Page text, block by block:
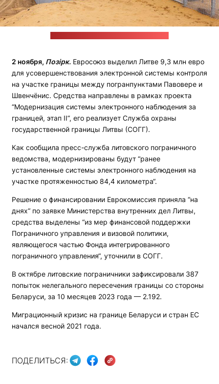
2 ноября, Позірк. Евросоюз выделил Литве 9,3 млн евро
для усовершенствования электронной системы контроля
на участке границы между погранпунктами Павовере и
Швенчёнис. Средства направлены в рамках проекта
“Модернизация системы электронного наблюдения за
границей, этап II“, его реализует Служба охраны
государственной границы Литвы (СОГГ).
Как сообщила пресс-служба литовского пограничного
ведомства, модернизированы будут “ранее
установленные системы электронного наблюдения на
участке протяженностью 84,4 километра“.
Решение о финансировании Еврокомиссия приняла “на
днях“ по заявке Министерства внутренних дел Литвы,
средства выделены “из мер финансовой поддержки
Пограничного управления и визовой политики,
являющегося частью Фонда интегрированного
пограничного управления“, уточнили в СОГГ.
В октябре литовские пограничники зафиксировали 387
попыток нелегального пересечения границы со стороны
Беларуси, за 10 месяцев 2023 года — 2.192.
Миграционный кризис на границе Беларуси и стран ЕС
начался весной 2021 года.
ПОДЕЛИТЬСЯ: